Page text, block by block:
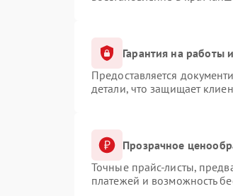
Гарантия на работы
Предоставляется
детали, что защищает
Прозрачное
Точные прайс-листы,
платежей и возможность